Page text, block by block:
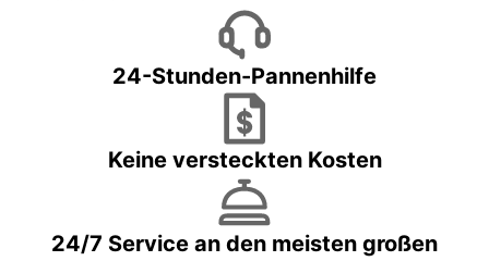
24-Stunden-Pannenhilfe
Keine versteckten Kosten
24/7 Service an den meisten großen